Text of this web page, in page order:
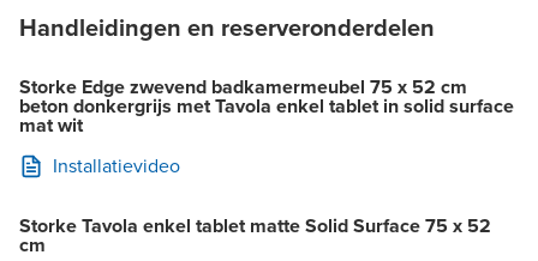
Handleidingen en reserveronderdelen
Storke Edge zwevend badkamermeubel 75 x 52 cm
beton donkergrijs met Tavola enkel tablet in solid surface
mat wit
Installatievideo
Storke Tavola enkel tablet matte Solid Surface 75 x 52
cm